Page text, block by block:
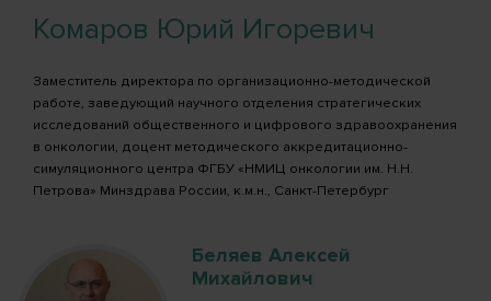
Комаров Юрий Игоревич
Заместитель директора по организационно-методической
работе, заведующий научного отделения стратегических
исследований общественного и цифрового здравоохранения
в онкологии, доцент методического аккредитационно-
симуляционного центра ФГБУ «НМИЦ онкологии им. Н.Н.
Петрова» Минздрава России, к.м.н., Санкт-Петербург
Беляев Алексей
Михайлович